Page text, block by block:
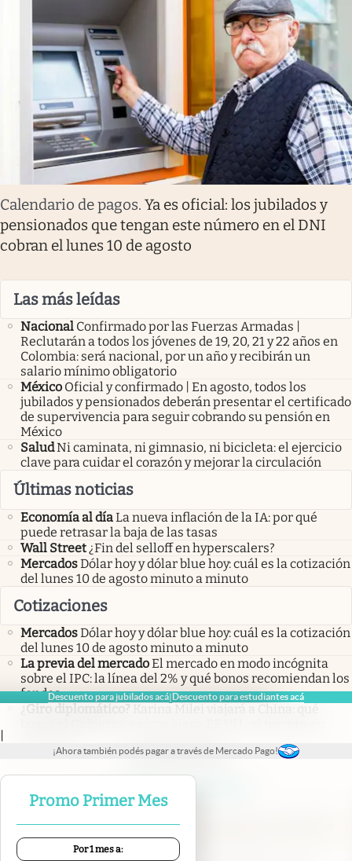
Descuento para jubilados acá|Descuento para estudiantes acá
|
¡Ahora también podés pagar a través de Mercado Pago!
Promo Primer Mes
Por 1 mes a:
Calendario de pagos. Ya es oficial: los jubilados y
pensionados que tengan este número en el DNI
cobran el lunes 10 de agosto
Las más leídas
Nacional Confirmado por las Fuerzas Armadas |
Reclutarán a todos los jóvenes de 19, 20, 21 y 22 años en
Colombia: será nacional, por un año y recibirán un
salario mínimo obligatorio
México Oficial y confirmado | En agosto, todos los
jubilados y pensionados deberán presentar el certificado
de supervivencia para seguir cobrando su pensión en
México
SaludNi caminata, ni gimnasio, ni bicicleta: el ejercicio
clave para cuidar el corazón y mejorar la circulación
Últimas noticias
Economía al díaLa nueva inflación de la IA: por qué
puede retrasar la baja de las tasas
Wall Street ¿Fin del selloff en hyperscalers?
MercadosDólar hoy y dólar blue hoy: cuál es la cotización
del lunes 10 de agosto minuto a minuto
Cotizaciones
MercadosDólar hoy y dólar blue hoy: cuál es la cotización
del lunes 10 de agosto minuto a minuto
La previa del mercadoEl mercado en modo incógnita
sobre el IPC: la línea del 2% y qué bonos recomiendan los
fondos
¿Giro diplomático? Karina Milei viajará a China: qué
abre en nueva pestaña
abre en nueva pestaña
abre en nueva pestaña
abre en nueva pestaña
abre en nueva pestaña